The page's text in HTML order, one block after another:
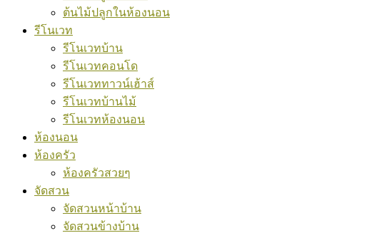
ต้นไม้ปลูกในห้องนอน
รีโนเวท
รีโนเวทบ้าน
รีโนเวทคอนโด
รีโนเวททาวน์เฮ้าส์
รีโนเวทบ้านไม้
รีโนเวทห้องนอน
ห้องนอน
ห้องครัว
ห้องครัวสวยๆ
จัดสวน
จัดสวนหน้าบ้าน
จัดสวนข้างบ้าน